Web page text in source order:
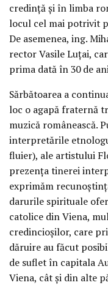
credință și în limba
locul cel mai potrivit
De asemenea, ing.
rector Vasile Luțai,
prima dată în 30 de
Sărbătoarea a
loc o agapă fraternă
muzică românească.
interpretările
fluier), ale artistului
prezența tinerei
exprimăm
darurile spirituale
catolice din Viena,
credincioșilor, care
dăruire au făcut
de suflet în capitala
Viena, cât și din alte